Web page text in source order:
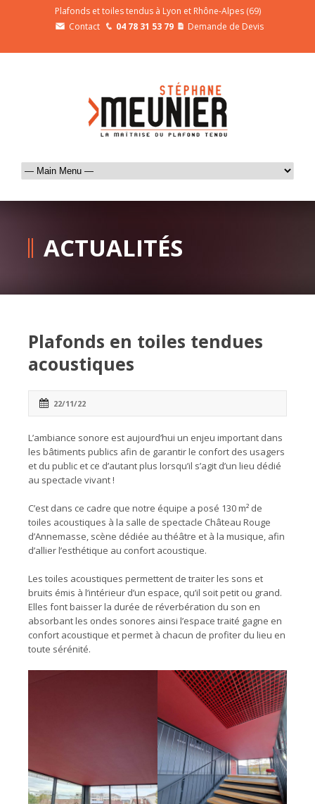
Plafonds et toiles tendus à Lyon et Rhône-Alpes (69)
Contact
04 78 31 53 79 Demande de Devis
ACTUALITÉS
Plafonds en toiles tendues
acoustiques
22/11/22
L’ambiance sonore est aujourd’hui un enjeu important dans
les bâtiments publics afin de garantir le confort des usagers
et du public et ce d’autant plus lorsqu’il s’agit d’un lieu dédié
au spectacle vivant !
C’est dans ce cadre que notre équipe a posé 130 m² de
toiles acoustiques à la salle de spectacle Château Rouge
d’Annemasse, scène dédiée au théâtre et à la musique, afin
d’allier l’esthétique au confort acoustique.
Les toiles acoustiques permettent de traiter les sons et
bruits émis à l’intérieur d’un espace, qu’il soit petit ou grand.
Elles font baisser la durée de réverbération du son en
absorbant les ondes sonores ainsi l’espace traité gagne en
confort acoustique et permet à chacun de profiter du lieu en
toute sérénité.